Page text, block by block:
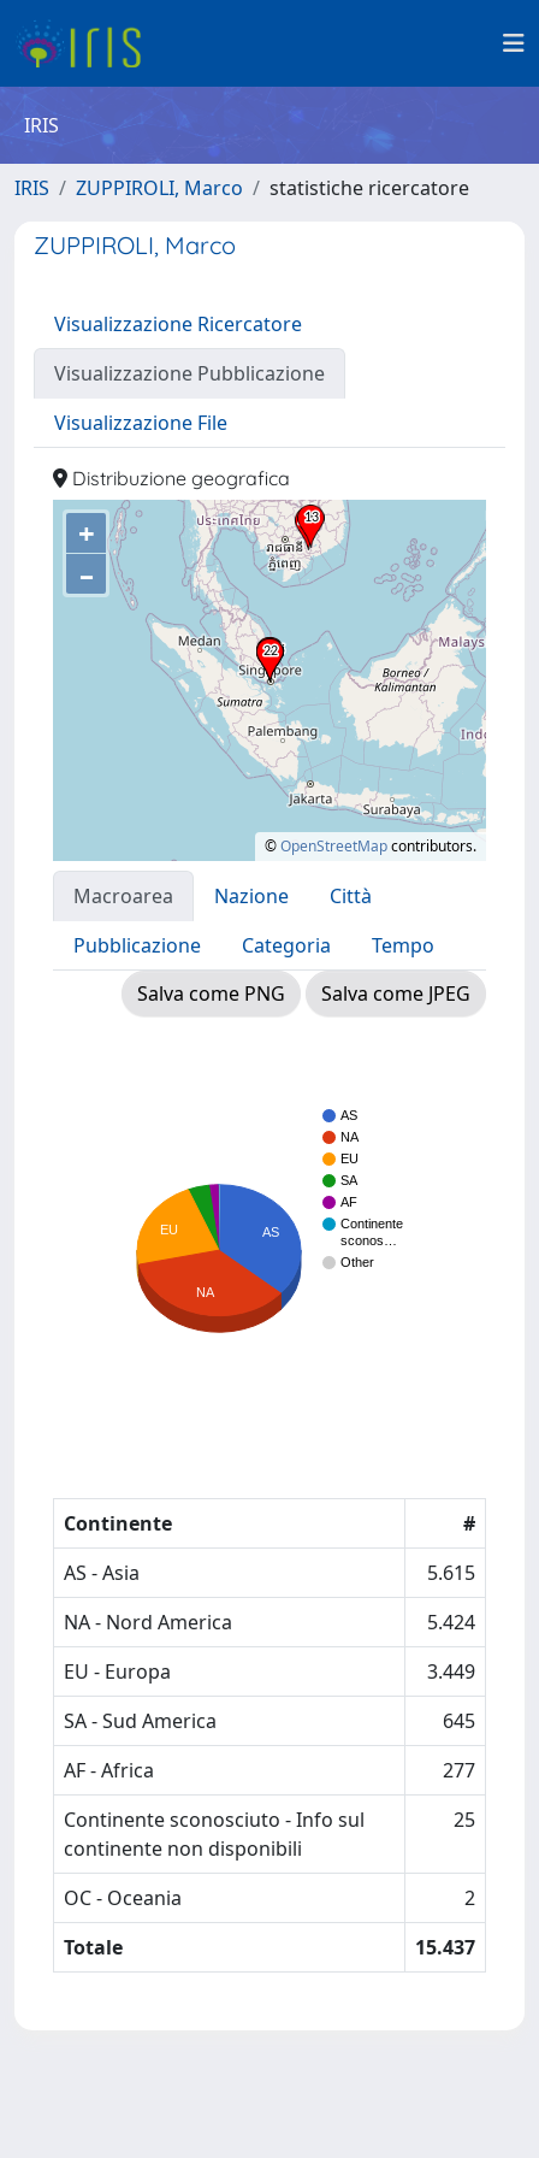
IRIS
IRIS ZUPPIROLI, Marco statistiche ricercatore
ZUPPIROLI, Marco
Visualizzazione Ricercatore
Visualizzazione Pubblicazione
Visualizzazione File
Distribuzione geografica
+
–
©OpenStreetMapcontributors.
Macroarea Nazione
Città
Pubblicazione
Categoria
Tempo
Salva come PNG
Salva come JPEG
AS
NA
EU
SA
AF
Continente
sconos…
Other
AS
EU
NA
Continente
#
AS - Asia
5.615
NA - Nord America
5.424
EU - Europa
3.449
SA - Sud America
645
AF - Africa
277
Continente sconosciuto - Info sul
continente non disponibili
25
OC - Oceania
2
Totale
15.437